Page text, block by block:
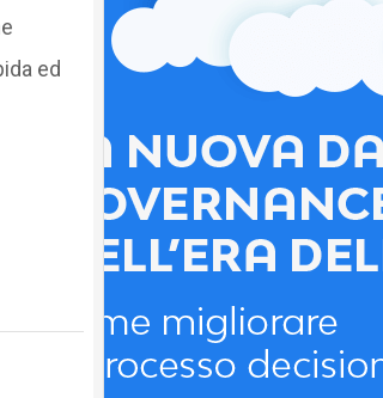
ed